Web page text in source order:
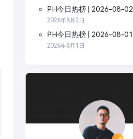
PH今日热榜 | 2026-08-02
2026年8月2日
PH今日热榜 | 2026-08-01
2026年8月1日